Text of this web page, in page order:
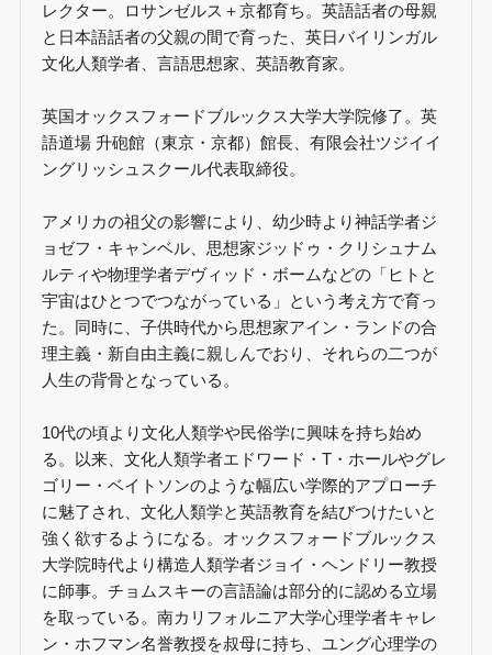
レクター。ロサンゼルス＋京都育ち。英語話者の母親
と日本語話者の父親の間で育った、英日バイリンガル
文化人類学者、言語思想家、英語教育家。
英国オックスフォードブルックス大学大学院修了。英
語道場 升砲館（東京・京都）館長、有限会社ツジイイ
ングリッシュスクール代表取締役。
アメリカの祖父の影響により、幼少時より神話学者ジ
ョゼフ・キャンベル、思想家ジッドゥ・クリシュナム
ルティや物理学者デヴィッド・ボームなどの「ヒトと
宇宙はひとつでつながっている」という考え方で育っ
た。同時に、子供時代から思想家アイン・ランドの合
理主義・新自由主義に親しんでおり、それらの二つが
人生の背骨となっている。
10代の頃より文化人類学や民俗学に興味を持ち始め
る。以来、文化人類学者エドワード・T・ホールやグレ
ゴリー・ベイトソンのような幅広い学際的アプローチ
に魅了され、文化人類学と英語教育を結びつけたいと
強く欲するようになる。オックスフォードブルックス
大学院時代より構造人類学者ジョイ・ヘンドリー教授
に師事。チョムスキーの言語論は部分的に認める立場
を取っている。南カリフォルニア大学心理学者キャレ
ン・ホフマン名誉教授を叔母に持ち、ユング心理学の